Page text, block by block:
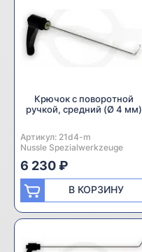
Крючок с поворотной
ручкой, средний (Ø 4 мм)
Артикул: 21d4-m
Производитель:
Nussle Spezialwerkzeuge
6 230 ₽
В КОРЗИНУ